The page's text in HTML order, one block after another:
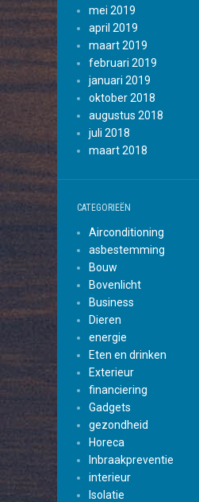
mei 2019
april 2019
maart 2019
februari 2019
januari 2019
oktober 2018
augustus 2018
juli 2018
maart 2018
CATEGORIEËN
Airconditioning
asbestemming
Bouw
Bovenlicht
Business
Dieren
energie
Eten en drinken
Exterieur
financiering
Gadgets
gezondheid
Horeca
Inbraakpreventie
interieur
Isolatie